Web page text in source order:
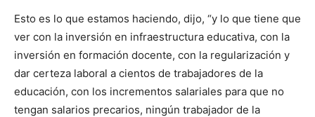
Esto es lo que estamos haciendo, dijo, “y lo que tiene que
ver con la inversión en infraestructura educativa, con la
inversión en formación docente, con la regularización y
dar certeza laboral a cientos de trabajadores de la
educación, con los incrementos salariales para que no
tengan salarios precarios, ningún trabajador de la